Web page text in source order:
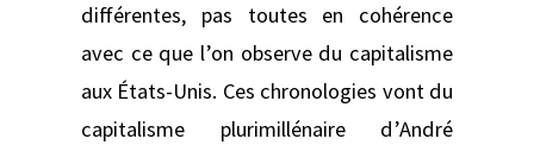
différentes, pas toutes en cohérence
avec ce que l’on observe du capitalisme
aux États-Unis. Ces chronologies vont du
capitalisme plurimillénaire d’André